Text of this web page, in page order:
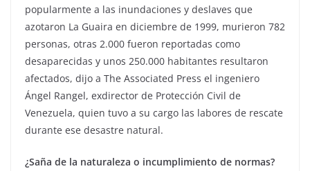
popularmente a las inundaciones y deslaves que
azotaron La Guaira en diciembre de 1999, murieron 782
personas, otras 2.000 fueron reportadas como
desaparecidas y unos 250.000 habitantes resultaron
afectados, dijo a The Associated Press el ingeniero
Ángel Rangel, exdirector de Protección Civil de
Venezuela, quien tuvo a su cargo las labores de rescate
durante ese desastre natural.
¿Saña de la naturaleza o incumplimiento de normas?